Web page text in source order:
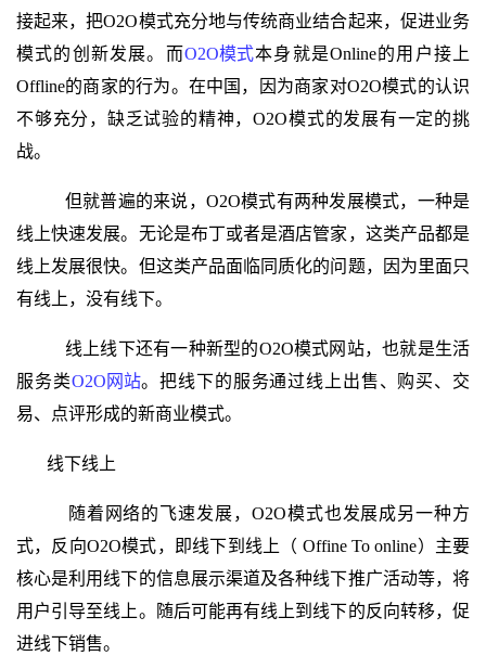
接起来，把O2O模式充分地与传统商业结合起来，促进业务
模式的创新发展。而O2O模式本身就是Online的用户接上
Offline的商家的行为。在中国，因为商家对O2O模式的认识
不够充分，缺乏试验的精神，O2O模式的发展有一定的挑
战。
但就普遍的来说，O2O模式有两种发展模式，一种是
线上快速发展。无论是布丁或者是酒店管家，这类产品都是
线上发展很快。但这类产品面临同质化的问题，因为里面只
有线上，没有线下。
线上线下还有一种新型的O2O模式网站，也就是生活
服务类O2O网站。把线下的服务通过线上出售、购买、交
易、点评形成的新商业模式。
线下线上
随着网络的飞速发展，O2O模式也发展成另一种方
式，反向O2O模式，即线下到线上（ Offine To online）主要
核心是利用线下的信息展示渠道及各种线下推广活动等，将
用户引导至线上。随后可能再有线上到线下的反向转移，促
进线下销售。